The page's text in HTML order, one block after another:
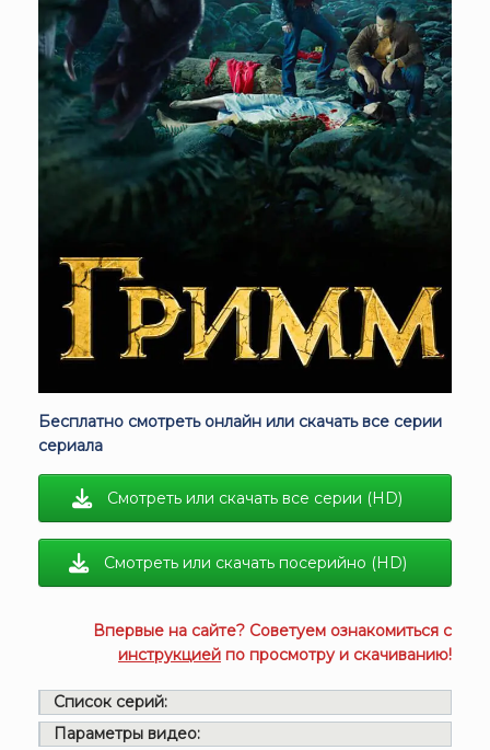
Бесплатно смотреть онлайн или скачать все серии
сериала
Смотреть или скачать все серии (HD)
Смотреть или скачать посерийно (HD)
Впервые на сайте? Советуем ознакомиться с
инструкцией по просмотру и скачиванию!
Список серий:
Параметры видео: